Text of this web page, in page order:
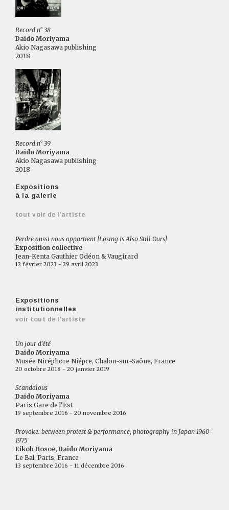
Record n° 38
Daido Moriyama
Akio Nagasawa publishing
2018
Record n° 39
Daido Moriyama
Akio Nagasawa publishing
2018
Expositions
à la galerie
tout voir de l'artiste
Perdre aussi nous appartient [Losing Is Also Still Ours]
Exposition collective
Jean-Kenta Gauthier Odéon & Vaugirard
12 février 2023 - 29 avril 2023
Expositions
institutionnelles
voir tout de l'artiste
Un jour d'été
Daido Moriyama
Musée Nicéphore Niépce, Chalon-sur-Saône, France
20 octobre 2018 - 20 janvier 2019
Scandalous
Daido Moriyama
Paris Gare de l'Est
19 septembre 2016 - 20 novembre 2016
Provoke: between protest & performance, photography in Japan 1960-
1975
Eikoh Hosoe, Daido Moriyama
Le Bal, Paris, France
13 septembre 2016 - 11 décembre 2016